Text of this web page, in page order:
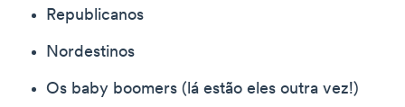
Republicanos
Nordestinos
Os baby boomers (lá estão eles outra vez!)